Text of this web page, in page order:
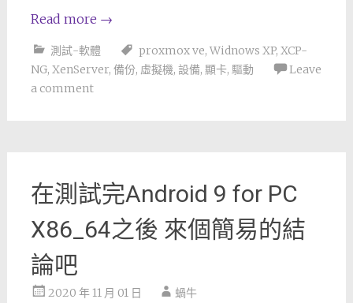
Read more →
測試-軟體 proxmox ve, Widnows XP, XCP-
NG, XenServer, 備份, 虛擬機, 設備, 顯卡, 驅動
Leave
a comment
在測試完Android 9 for PC
X86_64之後 來個簡易的結
論吧
2020 年 11 月 01 日 蝸牛